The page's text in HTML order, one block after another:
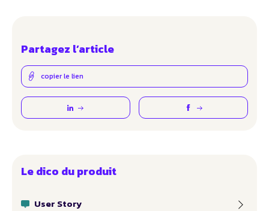
Partagez l’article
copier le lien
Le dico du produit
User Story